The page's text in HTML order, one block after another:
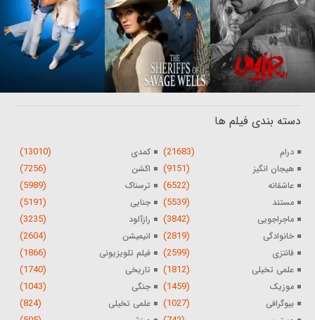
دسته بندی فیلم ها
درام (21683) کمدی (13010)
هیجان انگیز (9151) اکشن (7256)
عاشقانه (6522) ترسناک (5989)
مستند (5539) جنایی (5191)
ماجراجویی (3842) رازآلود (3235)
خانوادگی (2819) انیمیشن (2604)
فانتزی (2599) فیلم تلویزیونی (1866)
علمی تخیلی (1812) تاریخی (1740)
موزیک (1459) جنگی (1043)
بیوگرافی (1027) علمی تخیلی (824)